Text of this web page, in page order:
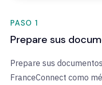
PASO 1
Prepare sus
Prepare sus
FranceConnect como